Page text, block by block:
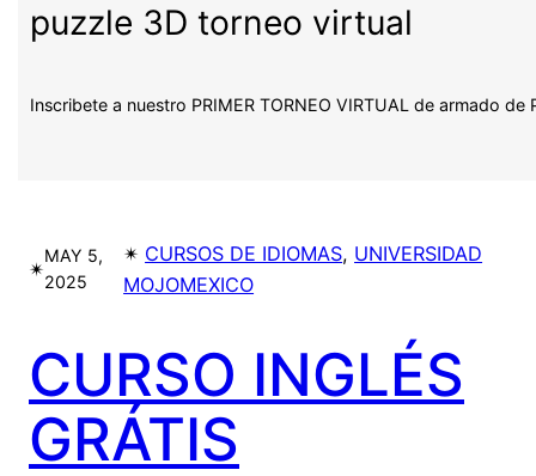
puzzle 3D torneo virtual
Inscribete a nuestro PRIMER TORNEO VIRTUAL de armado de
✴︎
MAY 5,
2025
✴︎ CURSOS DE IDIOMAS, UNIVERSIDAD
MOJOMEXICO
CURSO INGLÉS
GRÁTIS